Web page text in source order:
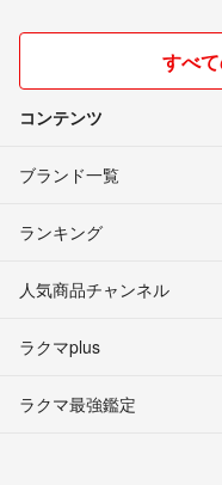
すべ
コンテンツ
ブランド一覧
ランキング
人気商品チャンネル
ラクマplus
ラクマ最強鑑定